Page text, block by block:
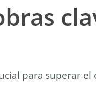
para superar el